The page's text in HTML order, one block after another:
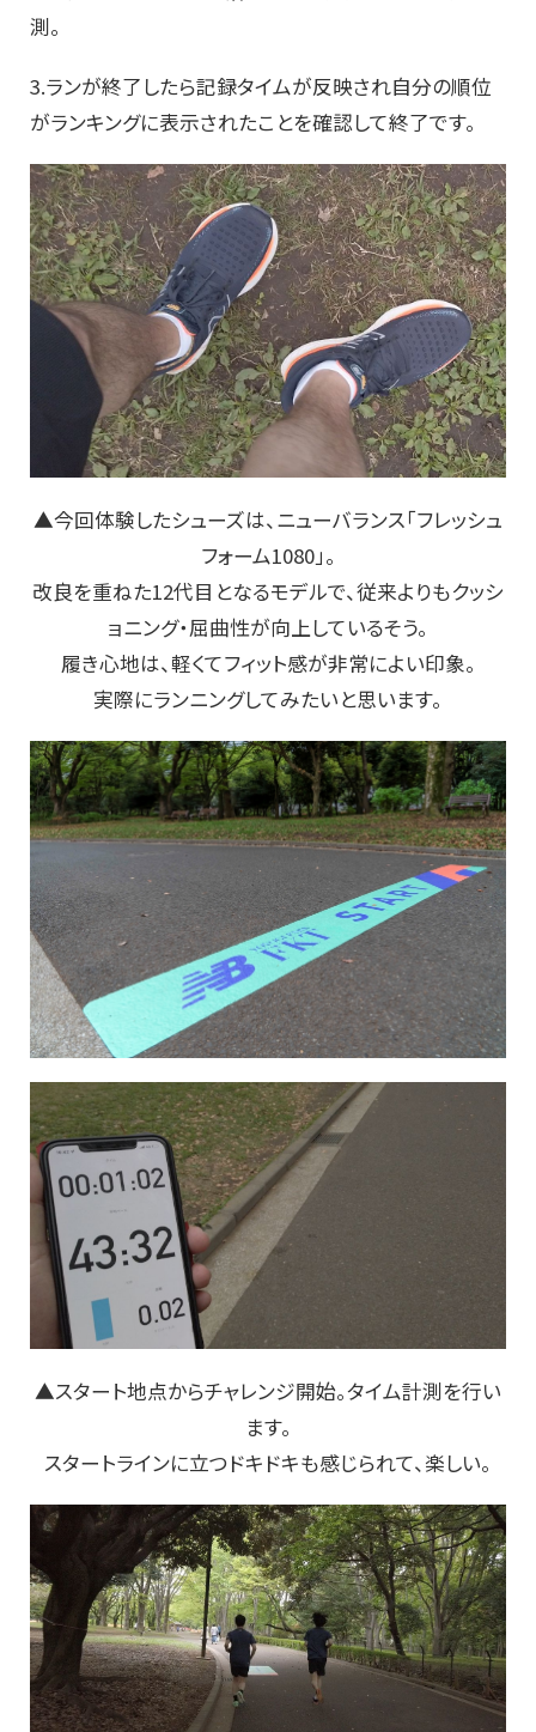
測。
3.ランが終了したら記録タイムが反映され自分の順位
がランキングに表示されたことを確認して終了です。
▲今回体験したシューズは、ニューバランス「フレッシュ
フォーム1080」。
改良を重ねた12代目となるモデルで、従来よりもクッシ
ョニング・屈曲性が向上しているそう。
履き心地は、軽くてフィット感が非常によい印象。
実際にランニングしてみたいと思います。
▲スタート地点からチャレンジ開始。タイム計測を行い
ます。
スタートラインに立つドキドキも感じられて、楽しい。